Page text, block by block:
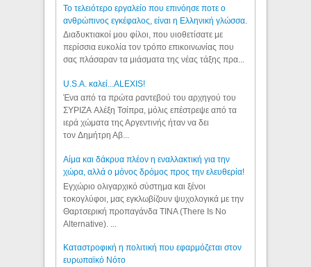
Το τελειότερο εργαλείο που επινόησε ποτε ο
ανθρώπινος εγκέφαλος, είναι η Ελληνική γλώσσα.
Διαδυκτιακοί μου φίλοι, που υιοθετίσατε με
περίσσια ευκολία τον τρόπο επικοινωνίας που
σας πλάσαραν τα μιάσματα της νέας τάξης πρα...
U.S.A. καλεί...ALEXIS!
Ένα από τα πρώτα ραντεβού του αρχηγού του
ΣΥΡΙΖΑ Αλέξη Τσίπρα, μόλις επέστρεψε από τα
ιερά χώματα της Αργεντινής ήταν να δει
τον Δημήτρη Αβ...
Αίμα και δάκρυα πλέον η εναλλακτική για την
χώρα, αλλά ο μόνος δρόμος προς την ελευθερία!
Εγχώριο ολιγαρχικό σύστημα και ξένοι
τοκογλύφοι, μας εγκλωβίζουν ψυχολογικά με την
Θαρτσερική προπαγάνδα TINA (There Is No
Alternative). ...
Καταστροφική η πολιτική που εφαρμόζεται στον
ευρωπαϊκό Νότο